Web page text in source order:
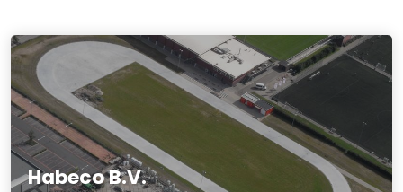
Habeco B.V.